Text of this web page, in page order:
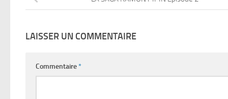
LAISSER UN COMMENTAIRE
Commentaire*